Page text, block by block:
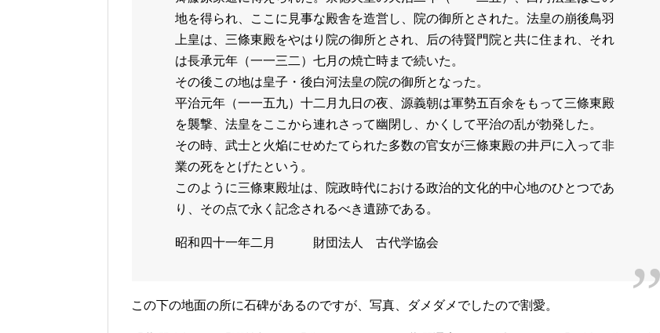
地を得られ、ここに見事な殿舎を造営し、院の御所とされた。法皇の崩後鳥羽
上皇は、三條東殿をやはり院の御所とされ、后の待賢門院と共に住まれ、それ
は長承元年（一一三二）七月の焼亡時まで続いた。
その後この地は皇子・後白河法皇の院の御所となった。
平治元年（一一五九）十二月九日の夜、源義朝は軍勢五百余をもって三條東殿
を襲撃、法皇をここから連れさって幽閉し、かくして平治の乱が勃発した。
その時、武士と火焔にせめたてられた多数の官女が三條東殿の井戸に入って非
業の死をとげたという。
このように三條東殿址は、院政時代における政治的文化的中心地のひとつであ
り、その点で永く記念されるべき遺跡である。
昭和四十一年二月 財団法人 古代学協会
この下の地面の所に石碑があるのですが、写真、ダメダメでしたので割愛。